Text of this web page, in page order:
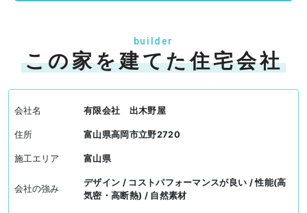
builder
この家を建てた住宅会社
会社名 有限会社 出木野屋
住所 富山県高岡市立野2720
施工エリア 富山県
会社の強み
デザイン / コストパフォーマンスが良い / 性能(高
気密・高断熱) / 自然素材